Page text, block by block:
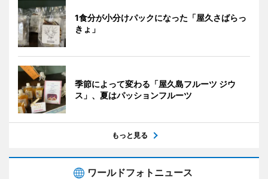
1食分が小分けパックになった「屋久さばらっ
きょ」
季節によって変わる「屋久島フルーツ ジウ
ス」、夏はパッションフルーツ
もっと見る
ワールドフォトニュース